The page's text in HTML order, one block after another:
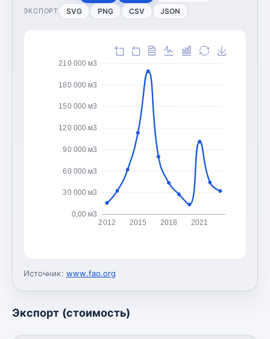
ЭКСПОРТ SVG PNG CSV JSON
0,00 м3
30 000 м3
60 000 м3
90 000 м3
120 000 м3
150 000 м3
180 000 м3
210 000 м3
2012 2015 2018 2021
Источник: www.fao.org
Экспорт (стоимость)